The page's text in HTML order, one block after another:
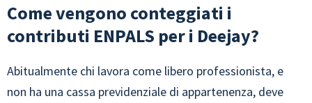
Come vengono conteggiati i
contributi ENPALS per i Deejay?
Abitualmente chi lavora come libero professionista, e
non ha una cassa previdenziale di appartenenza, deve